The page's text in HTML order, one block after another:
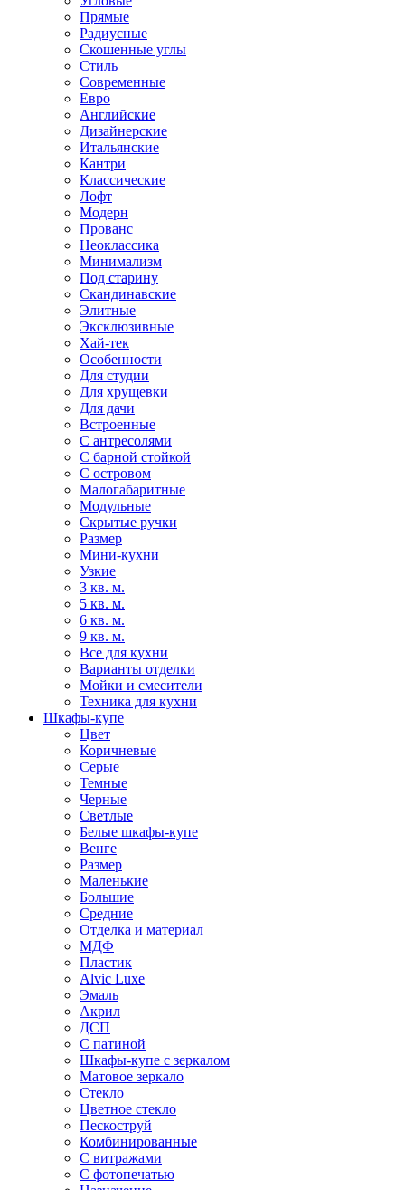
Прямые
Радиусные
Скошенные углы
Стиль
Современные
Евро
Английские
Дизайнерские
Итальянские
Кантри
Классические
Лофт
Модерн
Прованс
Неоклассика
Минимализм
Под старину
Скандинавские
Элитные
Эксклюзивные
Хай-тек
Особенности
Для студии
Для хрущевки
Для дачи
Встроенные
С антресолями
С барной стойкой
С островом
Малогабаритные
Модульные
Скрытые ручки
Размер
Мини-кухни
Узкие
3 кв. м.
5 кв. м.
6 кв. м.
9 кв. м.
Все для кухни
Варианты отделки
Мойки и смесители
Техника для кухни
Шкафы-купе
Цвет
Коричневые
Серые
Темные
Черные
Светлые
Белые шкафы-купе
Венге
Размер
Маленькие
Большие
Средние
Отделка и материал
МДФ
Пластик
Alvic Luxe
Эмаль
Акрил
ДСП
С патиной
Шкафы-купе с зеркалом
Матовое зеркало
Стекло
Цветное стекло
Пескоструй
Комбинированные
С витражами
С фотопечатью